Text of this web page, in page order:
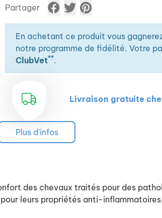
Partager
En achetant ce produit vous
notre programme de fidélité. Votre
ClubVet**.
Livraison gratuite
Plus d'infos
des chevaux traités pour des
leurs propriétés anti-